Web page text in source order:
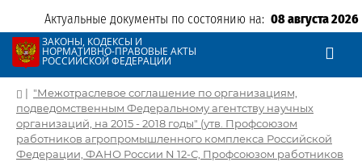
Актуальные документы по состоянию на: 08 августа 2026
ЗАКОНЫ, КОДЕКСЫ И
НОРМАТИВНО-ПРАВОВЫЕ АКТЫ
РОССИЙСКОЙ ФЕДЕРАЦИИ
| "Межотраслевое соглашение по организациям,
подведомственным Федеральному агентству научных
организаций, на 2015 - 2018 годы" (утв. Профсоюзом
работников агропромышленного комплекса Российской
Федерации, ФАНО России N 12-С, Профсоюзом работников